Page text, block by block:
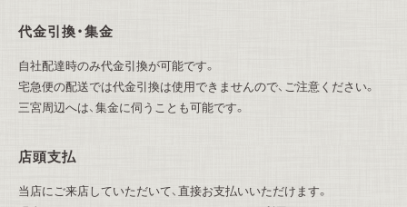
代金引換・集金
自社配達時のみ代金引換が可能です。
宅急便の配送では代金引換は使用できませんので、ご注意ください。
三宮周辺へは、集金に伺うことも可能です。
店頭支払
当店にご来店していただいて、直接お支払いいただけます。